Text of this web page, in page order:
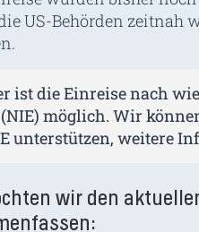
US-Behörden zeitnah
ist die Einreise nach
möglich. Wir
unterstützen, weitere
wir den